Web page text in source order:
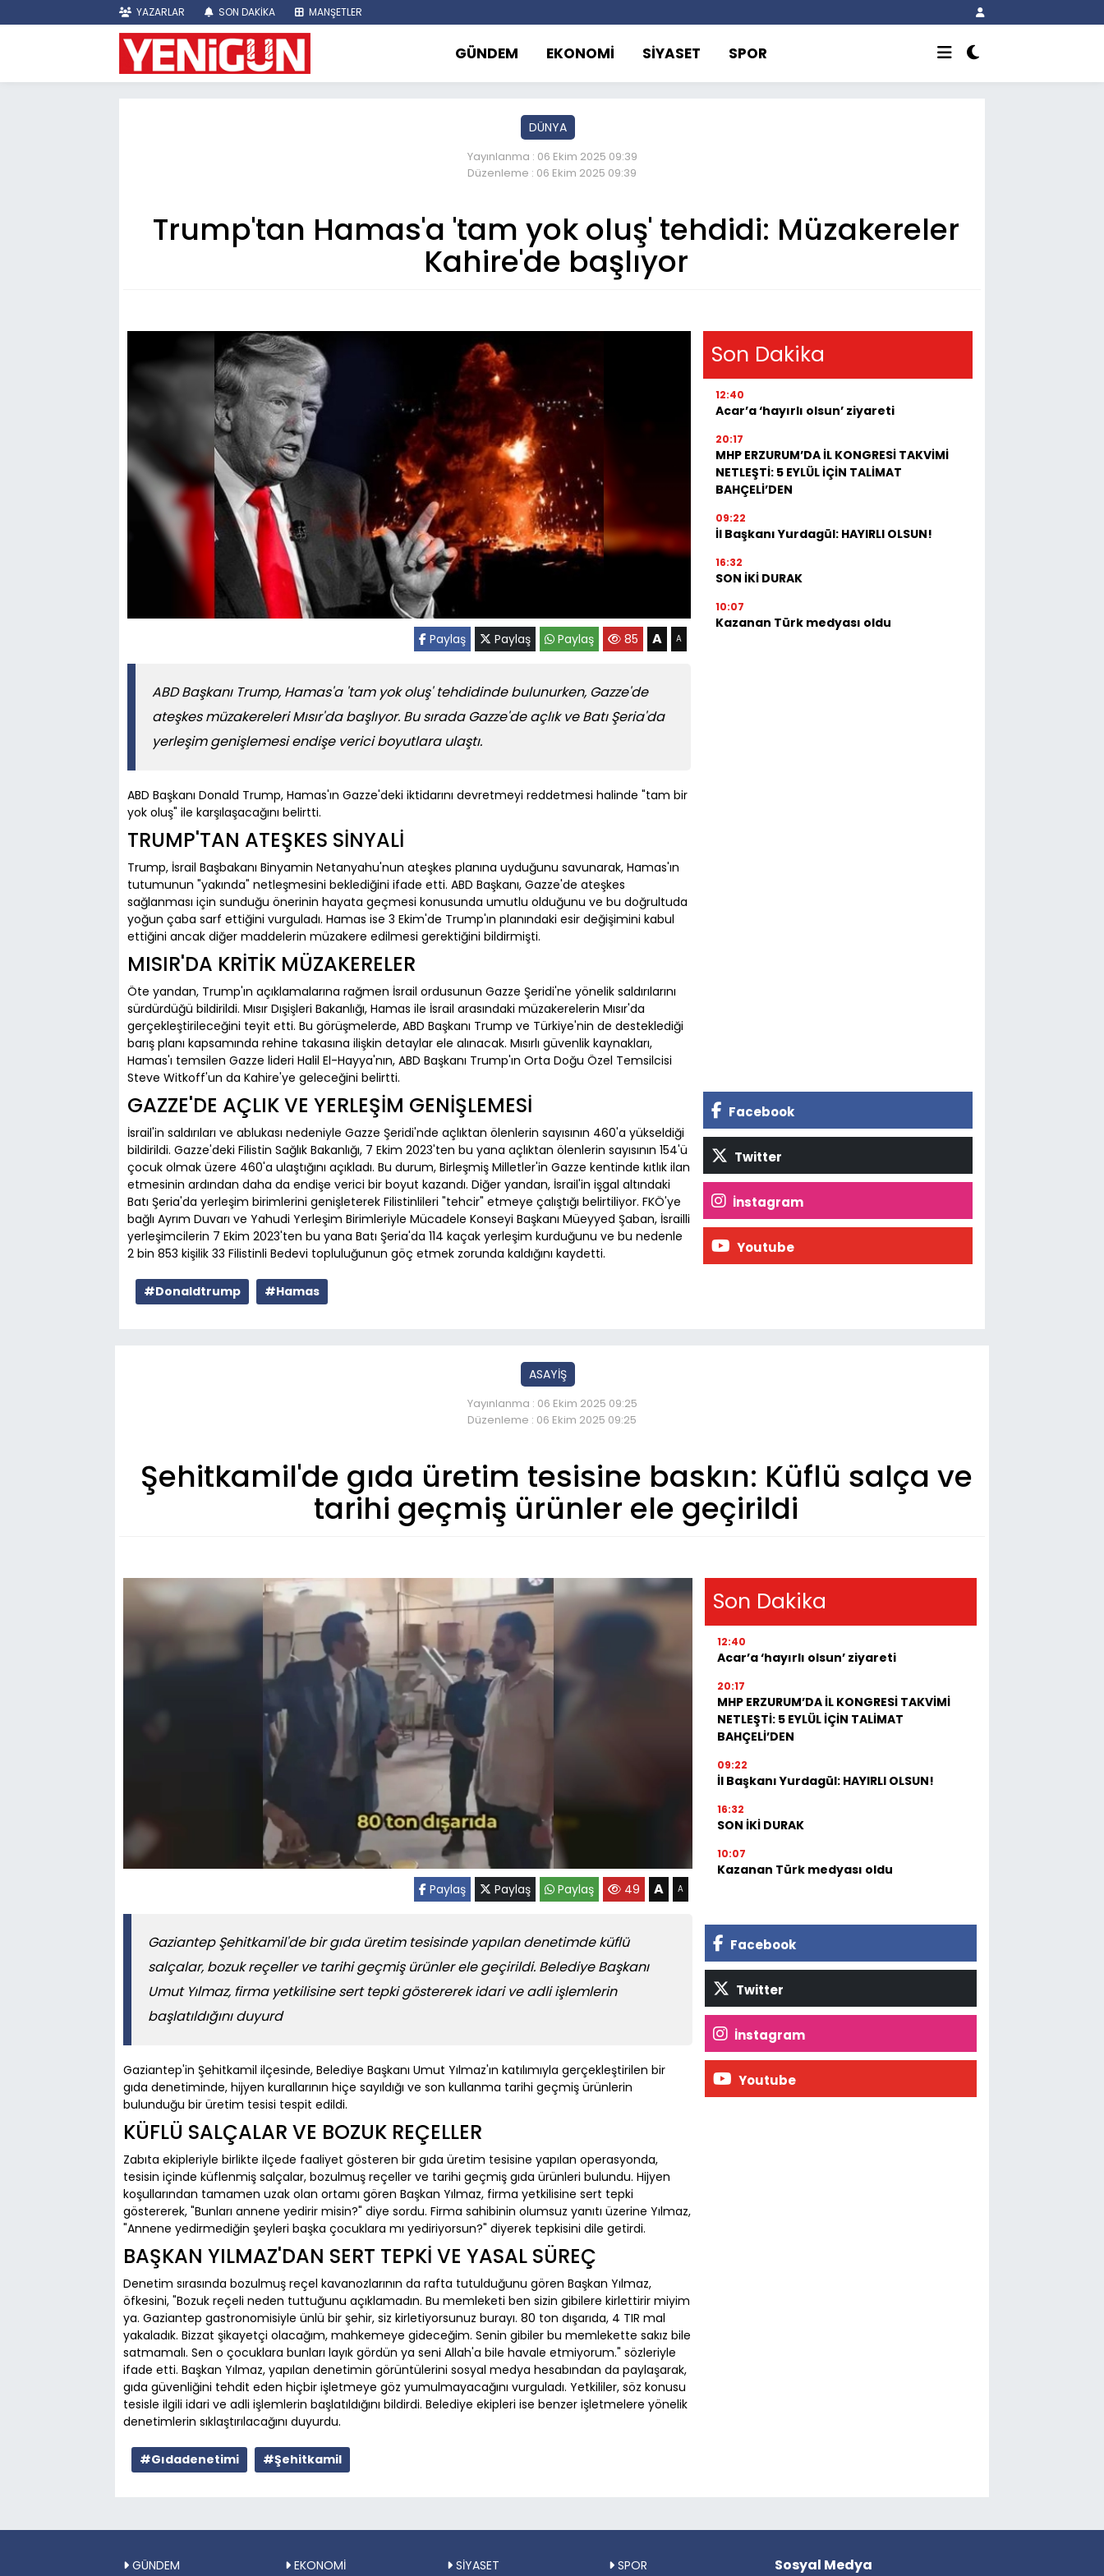
YAZARLAR SON DAKİKA MANŞETLER
GÜNDEM EKONOMİ SİYASET SPOR
DÜNYA
Yayınlanma : 06 Ekim 2025 09:39
Düzenleme : 06 Ekim 2025 09:39
Trump'tan Hamas'a 'tam yok oluş' tehdidi: Müzakereler
Kahire'de başlıyor
Paylaş Paylaş Paylaş 85 A A
ABD Başkanı Trump, Hamas'a 'tam yok oluş' tehdidinde bulunurken, Gazze'de
ateşkes müzakereleri Mısır'da başlıyor. Bu sırada Gazze'de açlık ve Batı Şeria'da
yerleşim genişlemesi endişe verici boyutlara ulaştı.
ABD Başkanı Donald Trump, Hamas'ın Gazze'deki iktidarını devretmeyi reddetmesi halinde "tam bir
yok oluş" ile karşılaşacağını belirtti.
TRUMP'TAN ATEŞKES SİNYALİ
Trump, İsrail Başbakanı Binyamin Netanyahu'nun ateşkes planına uyduğunu savunarak, Hamas'ın
tutumunun "yakında" netleşmesini beklediğini ifade etti. ABD Başkanı, Gazze'de ateşkes
sağlanması için sunduğu önerinin hayata geçmesi konusunda umutlu olduğunu ve bu doğrultuda
yoğun çaba sarf ettiğini vurguladı. Hamas ise 3 Ekim'de Trump'ın planındaki esir değişimini kabul
ettiğini ancak diğer maddelerin müzakere edilmesi gerektiğini bildirmişti.
MISIR'DA KRİTİK MÜZAKERELER
Öte yandan, Trump'ın açıklamalarına rağmen İsrail ordusunun Gazze Şeridi'ne yönelik saldırılarını
sürdürdüğü bildirildi. Mısır Dışişleri Bakanlığı, Hamas ile İsrail arasındaki müzakerelerin Mısır'da
gerçekleştirileceğini teyit etti. Bu görüşmelerde, ABD Başkanı Trump ve Türkiye'nin de desteklediği
barış planı kapsamında rehine takasına ilişkin detaylar ele alınacak. Mısırlı güvenlik kaynakları,
Hamas'ı temsilen Gazze lideri Halil El-Hayya'nın, ABD Başkanı Trump'ın Orta Doğu Özel Temsilcisi
Steve Witkoff'un da Kahire'ye geleceğini belirtti.
GAZZE'DE AÇLIK VE YERLEŞİM GENİŞLEMESİ
İsrail'in saldırıları ve ablukası nedeniyle Gazze Şeridi'nde açlıktan ölenlerin sayısının 460'a yükseldiği
bildirildi. Gazze'deki Filistin Sağlık Bakanlığı, 7 Ekim 2023'ten bu yana açlıktan ölenlerin sayısının 154'ü
çocuk olmak üzere 460'a ulaştığını açıkladı. Bu durum, Birleşmiş Milletler'in Gazze kentinde kıtlık ilan
etmesinin ardından daha da endişe verici bir boyut kazandı. Diğer yandan, İsrail'in işgal altındaki
Batı Şeria'da yerleşim birimlerini genişleterek Filistinlileri "tehcir" etmeye çalıştığı belirtiliyor. FKÖ'ye
bağlı Ayrım Duvarı ve Yahudi Yerleşim Birimleriyle Mücadele Konseyi Başkanı Müeyyed Şaban, İsrailli
yerleşimcilerin 7 Ekim 2023'ten bu yana Batı Şeria'da 114 kaçak yerleşim kurduğunu ve bu nedenle
2 bin 853 kişilik 33 Filistinli Bedevi topluluğunun göç etmek zorunda kaldığını kaydetti.
#Donaldtrump #Hamas
Son Dakika
12:40
Acar’a ‘hayırlı olsun’ ziyareti
20:17
MHP ERZURUM’DA İL KONGRESİ TAKVİMİ
NETLEŞTİ: 5 EYLÜL İÇİN TALİMAT
BAHÇELİ’DEN
09:22
İl Başkanı Yurdagül: HAYIRLI OLSUN!
16:32
SON İKİ DURAK
10:07
Kazanan Türk medyası oldu
Facebook
Twitter
İnstagram
Youtube
ASAYİŞ
Yayınlanma : 06 Ekim 2025 09:25
Düzenleme : 06 Ekim 2025 09:25
Şehitkamil'de gıda üretim tesisine baskın: Küflü salça ve
tarihi geçmiş ürünler ele geçirildi
Paylaş Paylaş Paylaş 49 A A
Gaziantep Şehitkamil'de bir gıda üretim tesisinde yapılan denetimde küflü
salçalar, bozuk reçeller ve tarihi geçmiş ürünler ele geçirildi. Belediye Başkanı
Umut Yılmaz, firma yetkilisine sert tepki göstererek idari ve adli işlemlerin
başlatıldığını duyurd
Gaziantep'in Şehitkamil ilçesinde, Belediye Başkanı Umut Yılmaz'ın katılımıyla gerçekleştirilen bir
gıda denetiminde, hijyen kurallarının hiçe sayıldığı ve son kullanma tarihi geçmiş ürünlerin
bulunduğu bir üretim tesisi tespit edildi.
KÜFLÜ SALÇALAR VE BOZUK REÇELLER
Zabıta ekipleriyle birlikte ilçede faaliyet gösteren bir gıda üretim tesisine yapılan operasyonda,
tesisin içinde küflenmiş salçalar, bozulmuş reçeller ve tarihi geçmiş gıda ürünleri bulundu. Hijyen
koşullarından tamamen uzak olan ortamı gören Başkan Yılmaz, firma yetkilisine sert tepki
göstererek, "Bunları annene yedirir misin?" diye sordu. Firma sahibinin olumsuz yanıtı üzerine Yılmaz,
"Annene yedirmediğin şeyleri başka çocuklara mı yediriyorsun?" diyerek tepkisini dile getirdi.
BAŞKAN YILMAZ'DAN SERT TEPKİ VE YASAL SÜREÇ
Denetim sırasında bozulmuş reçel kavanozlarının da rafta tutulduğunu gören Başkan Yılmaz,
öfkesini, "Bozuk reçeli neden tuttuğunu açıklamadın. Bu memleketi ben sizin gibilere kirlettirir miyim
ya. Gaziantep gastronomisiyle ünlü bir şehir, siz kirletiyorsunuz burayı. 80 ton dışarıda, 4 TIR mal
yakaladık. Bizzat şikayetçi olacağım, mahkemeye gideceğim. Senin gibiler bu memlekette sakız bile
satmamalı. Sen o çocuklara bunları layık gördün ya seni Allah'a bile havale etmiyorum." sözleriyle
ifade etti. Başkan Yılmaz, yapılan denetimin görüntülerini sosyal medya hesabından da paylaşarak,
gıda güvenliğini tehdit eden hiçbir işletmeye göz yumulmayacağını vurguladı. Yetkililer, söz konusu
tesisle ilgili idari ve adli işlemlerin başlatıldığını bildirdi. Belediye ekipleri ise benzer işletmelere yönelik
denetimlerin sıklaştırılacağını duyurdu.
#Gıdadenetimi #Şehitkamil
Son Dakika
12:40
Acar’a ‘hayırlı olsun’ ziyareti
20:17
MHP ERZURUM’DA İL KONGRESİ TAKVİMİ
NETLEŞTİ: 5 EYLÜL İÇİN TALİMAT
BAHÇELİ’DEN
09:22
İl Başkanı Yurdagül: HAYIRLI OLSUN!
16:32
SON İKİ DURAK
10:07
Kazanan Türk medyası oldu
Facebook
Twitter
İnstagram
Youtube
GÜNDEM EKONOMİ SİYASET SPOR Sosyal Medya